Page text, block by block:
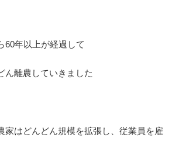
60年以上が経過して
ん離農していきました
家はどんどん規模を拡張し、従業員を雇